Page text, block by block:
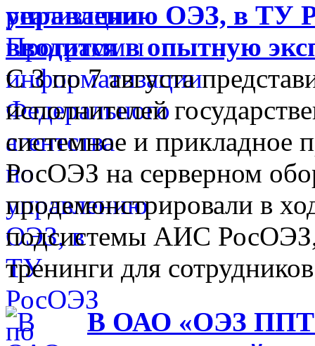
управлению ОЭЗ, в ТУ
вводится в опытную
С 3 по 7 августа
исполнителей
системное и прикладное
РосОЭЗ на серверном
продемонстрировали в
подсистемы АИС
тренинги для
В ОАО «ОЭЗ ППТ